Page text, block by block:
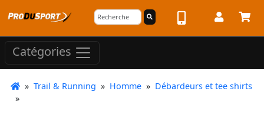
Catégories
» Trail & Running » Homme » Débardeurs et tee shirts
»